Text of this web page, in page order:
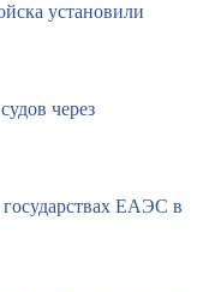
установили
через
ЕАЭС в